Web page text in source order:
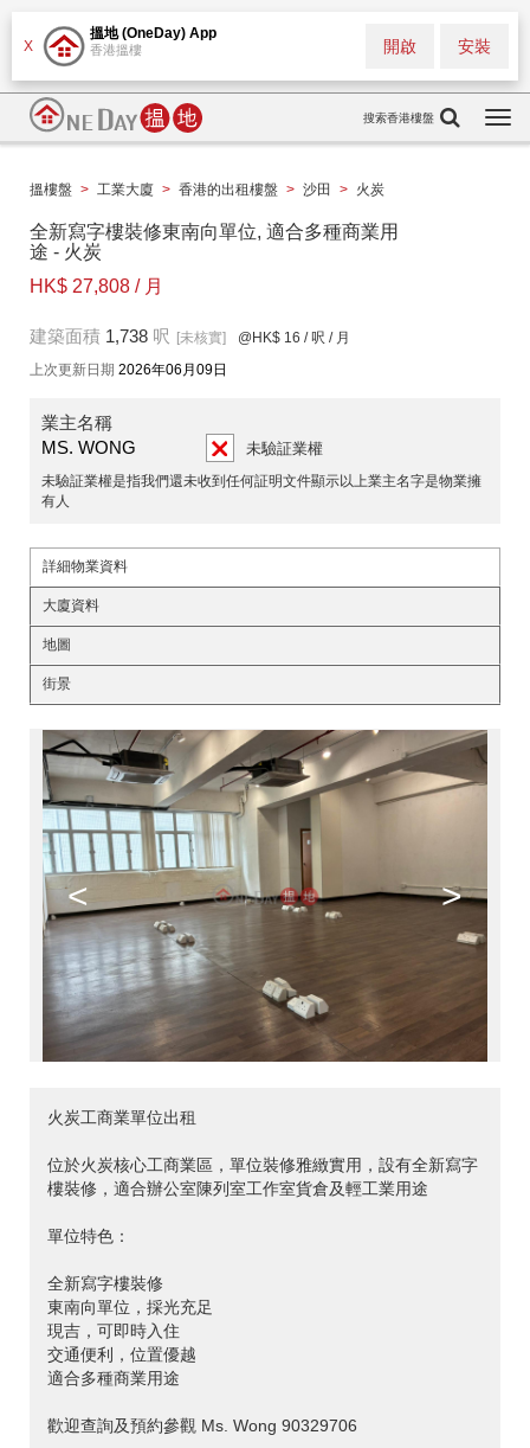
X
搵地 (OneDay) App
香港搵樓 安裝
開啟
搜索香港樓盤
搵樓盤 > 工業大廈 > 香港的出租樓盤 > 沙田 > 火炭
全新寫字樓裝修東南向單位, 適合多種商業用
途 - 火炭
HK$ 27,808 / 月
建築面積 1,738 呎 [未核實] @HK$ 16 / 呎 / 月
上次更新日期 2026年06月09日
業主名稱
MS. WONG
未驗証業權
未驗証業權是指我們還未收到任何証明文件顯示以上業主名字是物業擁
有人
詳細物業資料
大廈資料
地圖
街景
< >
火炭工商業單位出租
位於火炭核心工商業區，單位裝修雅緻實用，設有全新寫字
樓裝修，適合辦公室陳列室工作室貨倉及輕工業用途
單位特色：
全新寫字樓裝修
東南向單位，採光充足
現吉，可即時入住
交通便利，位置優越
適合多種商業用途
歡迎查詢及預約參觀 Ms. Wong 90329706